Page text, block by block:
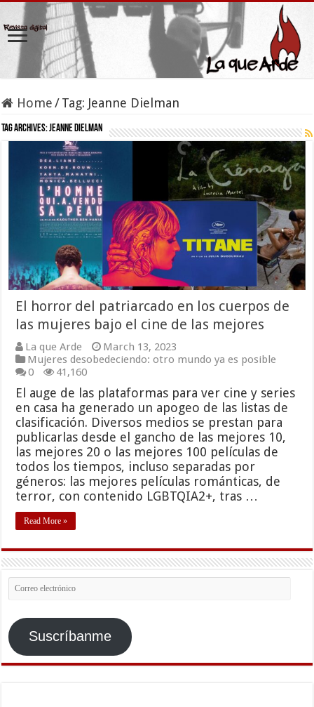
Home /Tag: Jeanne Dielman
Tag Archives:Jeanne Dielman
El horror del patriarcado en los cuerpos de
las mujeres bajo el cine de las mejores
La que Arde
March 13, 2023
Mujeres desobedeciendo: otro mundo ya es posible
0
41,160
El auge de las plataformas para ver cine y series
en casa ha generado un apogeo de las listas de
clasificación. Diversos medios se prestan para
publicarlas desde el gancho de las mejores 10,
las mejores 20 o las mejores 100 películas de
todos los tiempos, incluso separadas por
géneros: las mejores películas románticas, de
terror, con contenido LGBTQIA2+, tras …
Read More »
Correo
electrónico
Suscríbanme